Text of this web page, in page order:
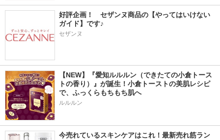
好評企画！　セザンヌ商品の【やってはいけない
ガイド】です♪
セザンヌ
【NEW】『愛知ルルルン（できたての小倉トース
トの香り）』が誕生！小倉トーストの美肌レシピ
で、ふっくらもちもち肌へ
ルルルン
今売れているスキンケアはこれ！最新売れ筋ラン